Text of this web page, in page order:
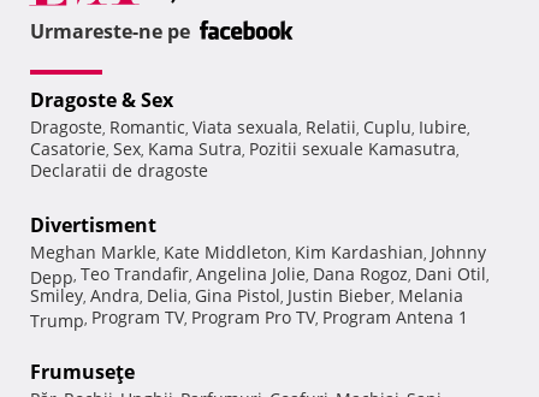
Urmareste-ne pe
Dragoste & Sex
Dragoste, Romantic, Viata sexuala, Relatii, Cuplu, Iubire,
Casatorie, Sex, Kama Sutra, Pozitii sexuale Kamasutra,
Declaratii de dragoste
Divertisment
Meghan Markle, Kate Middleton, Kim Kardashian, Johnny
Depp, Teo Trandafir, Angelina Jolie, Dana Rogoz, Dani Otil,
Smiley, Andra, Delia, Gina Pistol, Justin Bieber, Melania
Trump, Program TV, Program Pro TV, Program Antena 1
Frumuseţe